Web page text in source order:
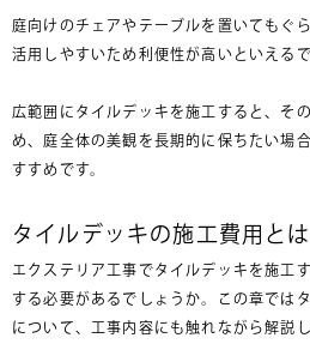
庭向けのチェアやテーブルを置いてもぐ
活用しやすいため利便性が高いといえるで
広範囲にタイルデッキを施工すると、そ
め、庭全体の美観を長期的に保ちたい場
すすめです。
タイルデッキの施工費用とは
エクステリア工事でタイルデッキを施工
する必要があるでしょうか。この章では
について、工事内容にも触れながら解説し